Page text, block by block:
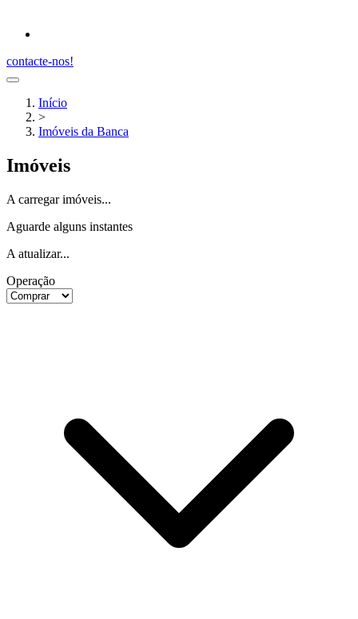
contacte-nos!
Início
>
Imóveis da Banca
Imóveis
A carregar imóveis...
Aguarde alguns instantes
A atualizar...
Operação